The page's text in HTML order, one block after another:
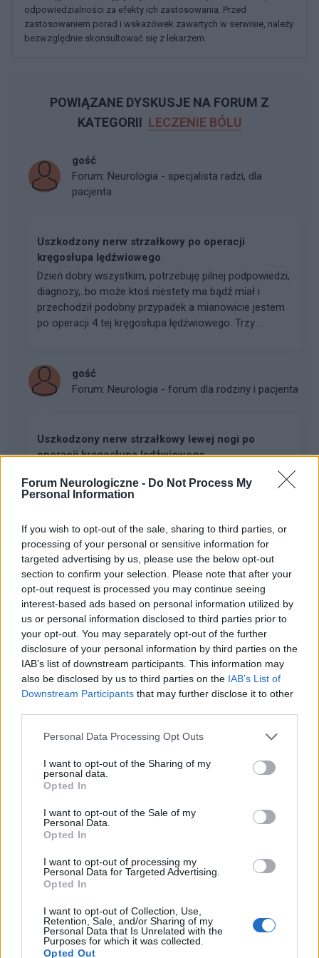
Forum Neurologiczne - Do Not Process My
Personal Information
If you wish to opt-out of the sale, sharing to third parties, or
processing of your personal or sensitive information for
targeted advertising by us, please use the below opt-out
section to confirm your selection. Please note that after your
opt-out request is processed you may continue seeing
interest-based ads based on personal information utilized by
us or personal information disclosed to third parties prior to
your opt-out. You may separately opt-out of the further
disclosure of your personal information by third parties on the
IAB’s list of downstream participants. This information may
also be disclosed by us to third parties on the IAB’s List of
Downstream Participants that may further disclose it to other
Personal Data Processing Opt Outs
I want to opt-out of the Sharing of my
personal data.
Opted In
I want to opt-out of the Sale of my
Personal Data.
Opted In
I want to opt-out of processing my
Personal Data for Targeted Advertising.
Opted In
I want to opt-out of Collection, Use,
Retention, Sale, and/or Sharing of my
Personal Data that Is Unrelated with the
Purposes for which it was collected.
Opted Out
odpowiedzialności za efekty ich zastosowania. Przed
zastosowaniem porad i wskazówek zawartych w serwisie, należy
bezwzględnie skonsultować się z lekarzem.
POWIĄZANE DYSKUSJE NA FORUM Z
KATEGORII LECZENIE BÓLU
gość
Forum: Neurologia - specjalista radzi, dla
pacjenta
Uszkodzony nerw strzałkowy po operacji
kręgosłupa lędźwiowego
Dzień dobry wszystkim, potrzebuję pilnej podpowiedzi,
diagnozy,..bo może ktoś niestety ma bądź miał i
przechodził podobny przypadek a mianowicie jestem
po operacji 4 tej kręgosłupa lędźwiowego. Trzy ...
gość
Forum: Neurologia - forum dla rodziny i pacjenta
Uszkodzony nerw strzałkowy lewej nogi po
operacji kręgosłupa lędźwiowego
Dzień dobry wszystkim, potrzebuję pilnej podpowiedzi,
diagnozy,..bo może ktoś niestety ma bądź miał i
gość
Forum:Neurologia - forum dla rodziny i pacjenta
Guz przypadkiem mózgowej
Witam.Zmagam się z guzem przysadki mózgowej.
Problem ze wzrokiem ,bol głowy..Operację miałam w
2001r.Jednak po 0,5 roku zrobiłam kontrolny rezonans
,okazało się, że guz umiejscowiony na skrzyżowaniu...
Forum:Neurologia - forum dla rodziny i pacjenta
Zawroty głowy u 7 latka
Witam mój syn 2 tyg przed końcem roku szkolnego
zawrotami głowy skończyło się antybiotykiem teraz
ciągle mimo wakacji ma zapchany nos i skarży się na
gość